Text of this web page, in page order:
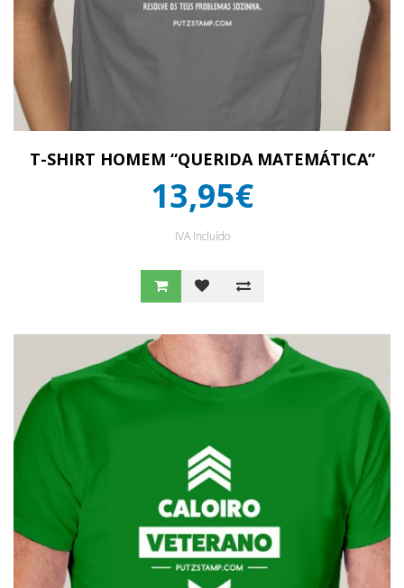
T-SHIRT HOMEM “QUERIDA MATEMÁTICA”
13,95€
IVA Incluído